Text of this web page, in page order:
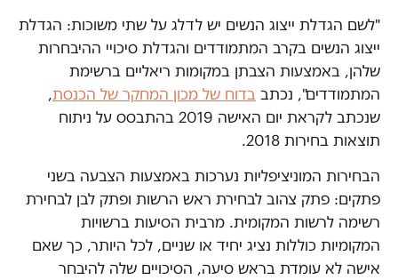
"לשם הגדלת ייצוג הנשים יש לדלג על שתי משוכות: הגדלת
ייצוג הנשים בקרב המתמודדים והגדלת סיכויי ההיבחרות
שלהן, באמצעות הצבתן במקומות ריאליים ברשימת
המתמודדים", נכתב בדוח של מכון המחקר של הכנסת,
שנכתב לקראת יום האישה 2019 בהתבסס על ניתוח
תוצאות בחירות 2018.
הבחירות המוניציפליות נערכות באמצעות הצבעה בשני
פתקים: פתק צהוב לבחירת ראש הרשות ופתק לבן לבחירת
רשימה לרשות המקומית. מרבית הסיעות ברשויות
המקומיות כוללות נציג יחיד או שניים, לכל היותר, כך שאם
אישה לא עומדת בראש סיעה, הסיכויים שלה להיבחר